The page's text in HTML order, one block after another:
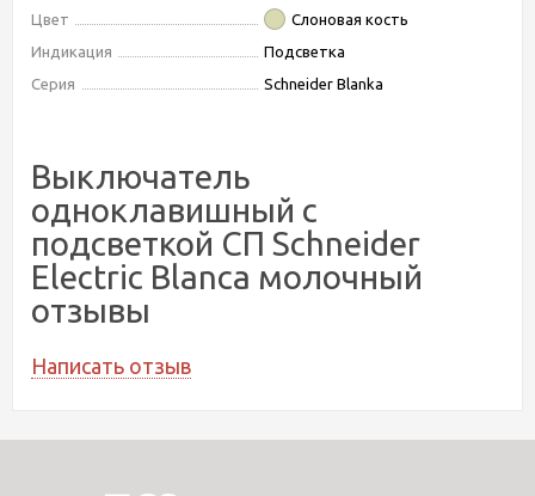
Цвет
Слоновая кость
Индикация
Подсветка
Серия
Schneider Blanka
Выключатель
одноклавишный с
подсветкой СП Schneider
Electric Blanca молочный
отзывы
Написать отзыв